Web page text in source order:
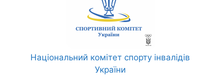
Національний комітет спорту інвалідів
України